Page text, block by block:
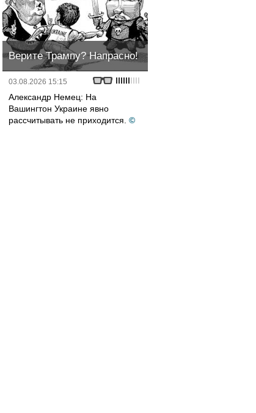
Верите Трампу? Напрасно!
03.08.2026 15:15
Александр Немец: На
Вашингтон Украине явно
рассчитывать не приходится. ©